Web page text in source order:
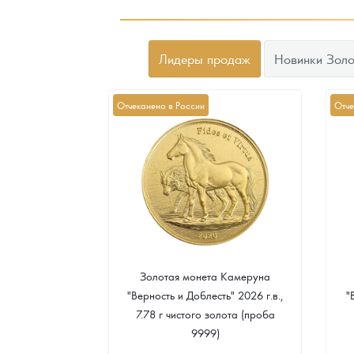
Лидеры продаж Новинки
Отчеканено в России
Золотая монета Камеруна
"Верность и Доблесть" 2026 г.в.,
7.78 г чистого золота (проба
9999)